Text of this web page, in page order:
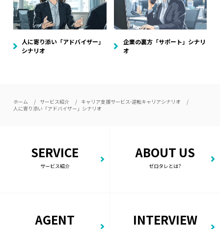
人に寄り添い「アドバイザー」
シナリオ
企業の裏方「サポート」シナリ
オ
ホーム サービス紹介
キャリア支援サービス-逆転キャリアシナリオ
人に寄り添い「アドバイザー」シナリオ
SERVICE
サービス紹介
ABOUT US
ゼロタレとは?
AGENT INTERVIEW